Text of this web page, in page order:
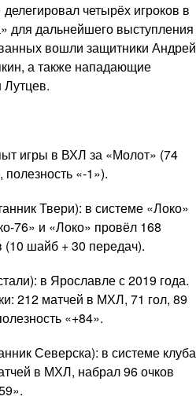
четырёх игроков в
для дальнейшего выступления
вошли защитники Андрей
а также нападающие
игры в ВХЛ за «Молот» (74
«-1»).
Твери): в системе «Локо»
76» и «Локо» провёл 168
(10 шайб + 30 передач).
в Ярославле с 2019 года.
212 матчей в МХЛ, 71 гол, 89
«+84».
Северска): в системе клуба
в МХЛ, набрал 96 очков